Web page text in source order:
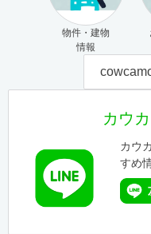
物件・建物
情報
カウ
カウ
すめ